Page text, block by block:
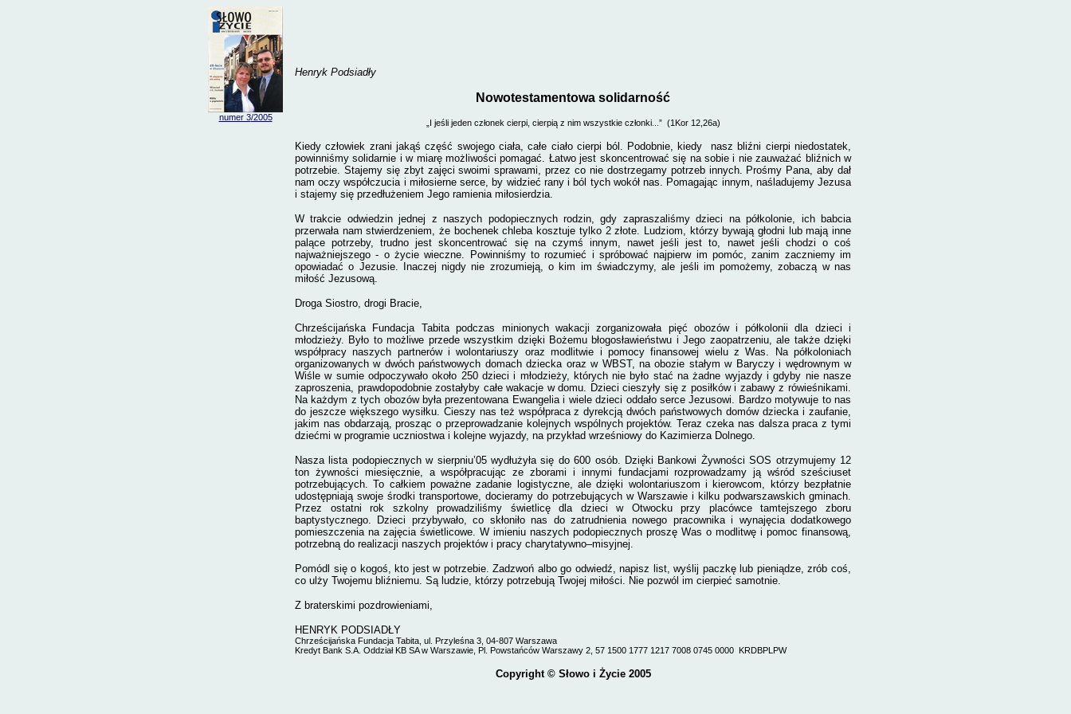
numer 3/2005
Henryk Podsiadły
Nowotestamentowa solidarność
„I jeśli jeden członek cierpi, cierpią z nim wszystkie członki...” (1Kor 12,26a)
Kiedy człowiek zrani jakąś część swojego ciała, całe ciało cierpi ból. Podobnie, kiedy nasz bliźni cierpi niedostatek,
powinniśmy solidarnie i w miarę możliwości pomagać. Łatwo jest skoncentrować się na sobie i nie zauważać bliźnich w
potrzebie. Stajemy się zbyt zajęci swoimi sprawami, przez co nie dostrzegamy potrzeb innych. Prośmy Pana, aby dał
nam oczy współczucia i miłosierne serce, by widzieć rany i ból tych wokół nas. Pomagając innym, naśladujemy Jezusa
i stajemy się przedłużeniem Jego ramienia miłosierdzia.
W trakcie odwiedzin jednej z naszych podopiecznych rodzin, gdy zapraszaliśmy dzieci na półkolonie, ich babcia
przerwała nam stwierdzeniem, że bochenek chleba kosztuje tylko 2 złote. Ludziom, którzy bywają głodni lub mają inne
palące potrzeby, trudno jest skoncentrować się na czymś innym, nawet jeśli jest to, nawet jeśli chodzi o coś
najważniejszego - o życie wieczne. Powinniśmy to rozumieć i spróbować najpierw im pomóc, zanim zaczniemy im
opowiadać o Jezusie. Inaczej nigdy nie zrozumieją, o kim im świadczymy, ale jeśli im pomożemy, zobaczą w nas
miłość Jezusową.
Droga Siostro, drogi Bracie,
Chrześcijańska Fundacja Tabita podczas minionych wakacji zorganizowała pięć obozów i półkolonii dla dzieci i
młodzieży. Było to możliwe przede wszystkim dzięki Bożemu błogosławieństwu i Jego zaopatrzeniu, ale także dzięki
współpracy naszych partnerów i wolontariuszy oraz modlitwie i pomocy finansowej wielu z Was. Na półkoloniach
organizowanych w dwóch państwowych domach dziecka oraz w WBST, na obozie stałym w Baryczy i wędrownym w
Wiśle w sumie odpoczywało około 250 dzieci i młodzieży, których nie było stać na żadne wyjazdy i gdyby nie nasze
zaproszenia, prawdopodobnie zostałyby całe wakacje w domu. Dzieci cieszyły się z posiłków i zabawy z rówieśnikami.
Na każdym z tych obozów była prezentowana Ewangelia i wiele dzieci oddało serce Jezusowi. Bardzo motywuje to nas
do jeszcze większego wysiłku. Cieszy nas też współpraca z dyrekcją dwóch państwowych domów dziecka i zaufanie,
jakim nas obdarzają, prosząc o przeprowadzanie kolejnych wspólnych projektów. Teraz czeka nas dalsza praca z tymi
dziećmi w programie uczniostwa i kolejne wyjazdy, na przykład wrześniowy do Kazimierza Dolnego.
Nasza lista podopiecznych w sierpniu’05 wydłużyła się do 600 osób. Dzięki Bankowi Żywności SOS otrzymujemy 12
ton żywności miesięcznie, a współpracując ze zborami i innymi fundacjami rozprowadzamy ją wśród sześciuset
potrzebujących. To całkiem poważne zadanie logistyczne, ale dzięki wolontariuszom i kierowcom, którzy bezpłatnie
udostępniają swoje środki transportowe, docieramy do potrzebujących w Warszawie i kilku podwarszawskich gminach.
Przez ostatni rok szkolny prowadziliśmy świetlicę dla dzieci w Otwocku przy placówce tamtejszego zboru
baptystycznego. Dzieci przybywało, co skłoniło nas do zatrudnienia nowego pracownika i wynajęcia dodatkowego
pomieszczenia na zajęcia świetlicowe. W imieniu naszych podopiecznych proszę Was o modlitwę i pomoc finansową,
potrzebną do realizacji naszych projektów i pracy charytatywno–misyjnej.
Pomódl się o kogoś, kto jest w potrzebie. Zadzwoń albo go odwiedź, napisz list, wyślij paczkę lub pieniądze, zrób coś,
co ulży Twojemu bliźniemu. Są ludzie, którzy potrzebują Twojej miłości. Nie pozwól im cierpieć samotnie.
Z braterskimi pozdrowieniami,
HENRYK PODSIADŁY
Chrześcijańska Fundacja Tabita, ul. Przyleśna 3, 04-807 Warszawa
Kredyt Bank S.A. Oddział KB SA w Warszawie, Pl. Powstańców Warszawy 2, 57 1500 1777 1217 7008 0745 0000 KRDBPLPW
Copyright © Słowo i Życie 2005